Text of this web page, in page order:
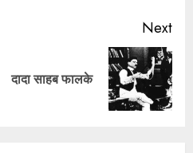
Next
दादा साहब फालके